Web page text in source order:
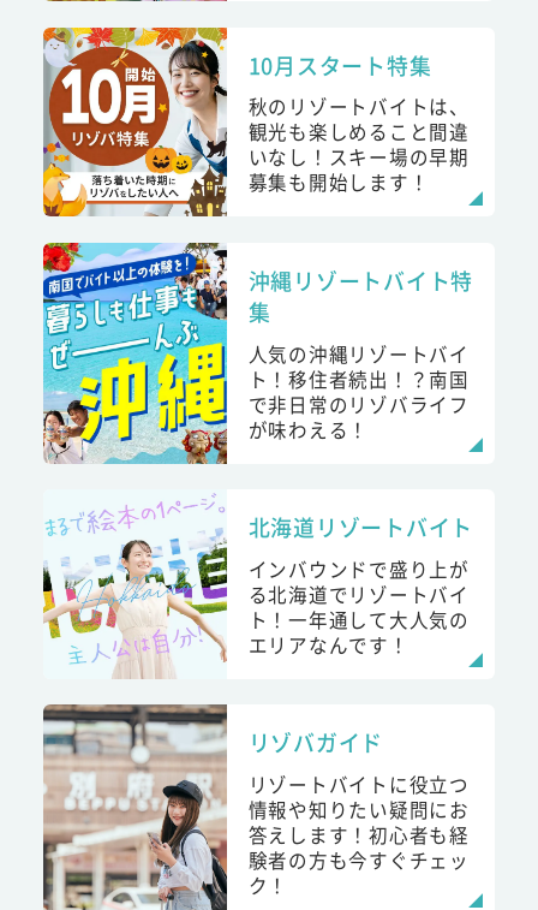
10月スタート特集
秋のリゾートバイトは、
観光も楽しめること間違
いなし！スキー場の早期
募集も開始します！
沖縄リゾートバイト特
集
人気の沖縄リゾートバイ
ト！移住者続出！？南国
で非日常のリゾバライフ
が味わえる！
北海道リゾートバイト
インバウンドで盛り上が
る北海道でリゾートバイ
ト！一年通して大人気の
エリアなんです！
リゾバガイド
リゾートバイトに役立つ
情報や知りたい疑問にお
答えします！初心者も経
験者の方も今すぐチェッ
ク！